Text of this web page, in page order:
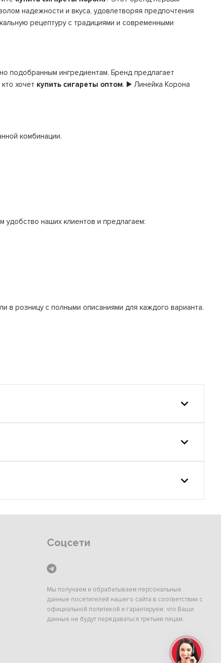
надежности и вкуса, удовлетворяя предпочтения
рецептуру с традициями и современными
подобранным ингредиентам. Бренд предлагает
хочет купить сигареты оптом. ▶️ Линейка Корона
комбинации.
удобство наших клиентов и предлагаем:
в розницу с полными описаниями для каждого варианта.
Соцсети
Мы получаем и обрабатываем персональные
данные посетителей нашего сайта в соответствии с
официальной политикой и гарантируем, что Ваши
данные не будут передаваться третьим лицам.